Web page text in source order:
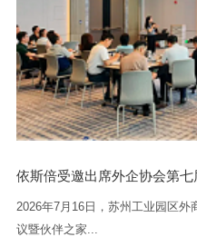
2026年7月16日，苏州工业园区
议暨伙伴之家...